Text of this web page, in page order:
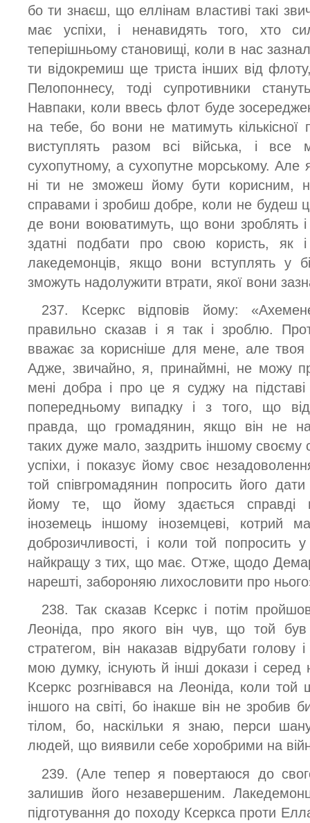
бо ти знаєш, що еллінам властиві такі
має успіхи, і ненавидять того, хто
теперішньому становищі, коли в нас
ти відокремиш ще триста інших від
Пелопоннесу, тоді супротивники
Навпаки, коли ввесь флот буде
на тебе, бо вони не матимуть кількісної
виступлять разом всі війська, і все
сухопутному, а сухопутне морському. Але
ні ти не зможеш йому бути корисним,
справами і зробиш добре, коли не будеш
де вони воюватимуть, що вони зроблять і
здатні подбати про свою користь,
лакедемонців, якщо вони вступлять у
зможуть надолужити втрати, якої вони
237. Ксеркс відповів йому:
правильно сказав і я так і зроблю.
вважає за корисніше для мене, але
Адже, звичайно, я, принаймні, не можу
мені добра і про це я суджу на підставі
попередньому випадку і з того, що
правда, що громадянин, якщо він не
таких дуже мало, заздрить іншому своєму
успіхи, і показує йому своє
той співгромадянин попросить його
йому те, що йому здається справді
іноземець іншому іноземцеві, котрий
доброзичливості, і коли той попросить
найкращу з тих, що має. Отже, щодо
нарешті, забороняю лихословити про
238. Так сказав Ксеркс і потім
Леоніда, про якого він чув, що той
стратегом, він наказав відрубати голову
мою думку, існують й інші докази і
Ксеркс розгнівався на Леоніда, коли
іншого на світі, бо інакше він не зробив
тілом, бо, наскільки я знаю, перси
людей, що виявили себе хоробрими на
239. (Але тепер я повертаюся до
залишив його незавершеним.
підготування до походу Ксеркса проти